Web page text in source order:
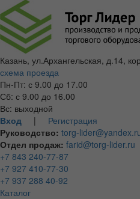
Казань, ул.Архангельская, д.14,
схема проезда
Пн-Пт: с 9.00 до 17.00
Сб: с 9.00 до 16.00
Вс: выходной
Вход | Регистрация
Руководство: torg-
Отдел продаж: farid@torg-lider.ru
+7 843 240-77-87
+7 927 410-77-30
+7 937 288 40-92
Каталог